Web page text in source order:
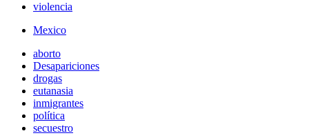
violencia
Mexico
aborto
Desapariciones
drogas
eutanasia
inmigrantes
política
secuestro